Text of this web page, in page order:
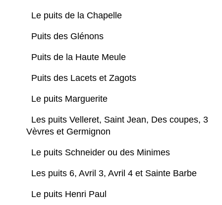
Le puits de la Chapelle
Puits des Glénons
Puits de la Haute Meule
Puits des Lacets et Zagots
Le puits Marguerite
Les puits Velleret, Saint Jean, Des coupes, 3
Vèvres et Germignon
Le puits Schneider ou des Minimes
Les puits 6, Avril 3, Avril 4 et Sainte Barbe
Le puits Henri Paul